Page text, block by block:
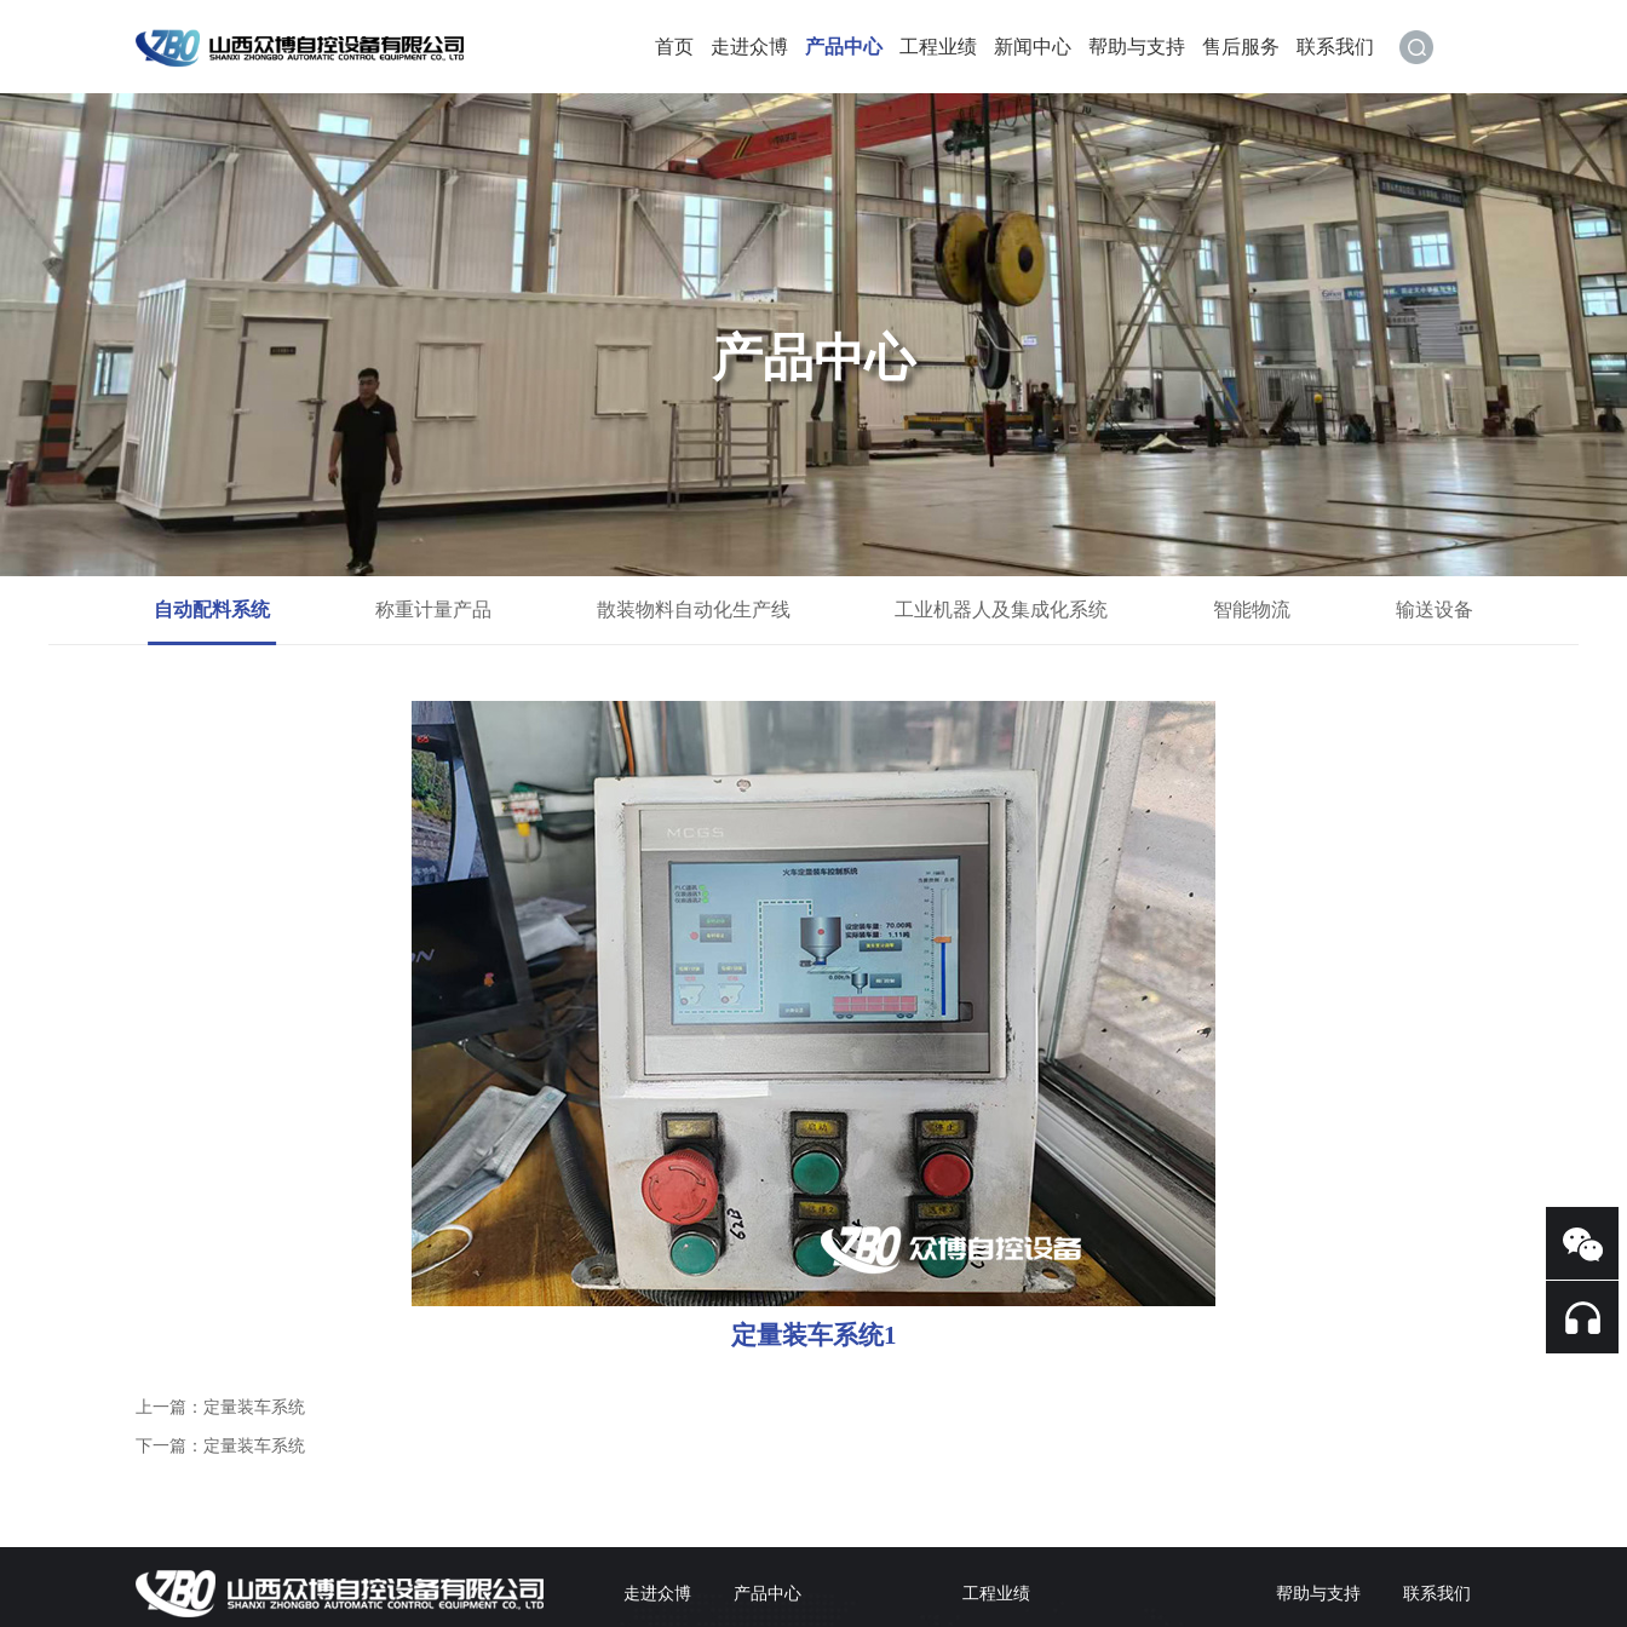
首页 走进众博 产品中心 工程业绩 新闻中心 帮助与支持 售后服务 联系我们
产品中心
自动配料系统 称重计量产品 散装物料自动化生产线 工业机器人及集成化系统 智能物流 输送设备
定量装车系统1
上一篇：定量装车系统
下一篇：定量装车系统
走进众博 产品中心 工程业绩 帮助与支持 联系我们